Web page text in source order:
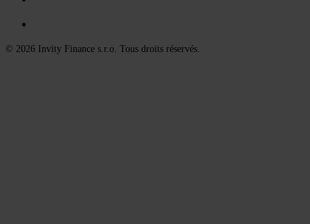
© 2026 Invity Finance s.r.o. Tous droits réservés.